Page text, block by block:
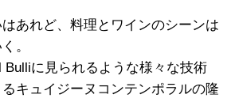
あれど、料理とワインのシーンは
。
Bulliに見られるような様々な技術
キュイジーヌコンテンポラルの隆